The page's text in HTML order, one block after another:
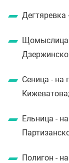
Щомыслица
Сеница - на
Кижеватова;
Ельница -
Полигон -